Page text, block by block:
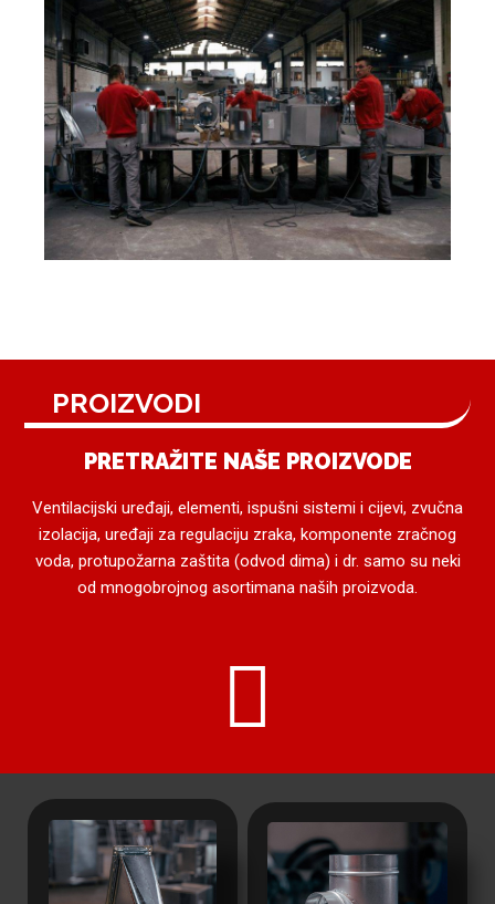
PROIZVODI
PRETRAŽITE NAŠE PROIZVODE
Ventilacijski uređaji, elementi, ispušni sistemi i cijevi, zvučna
izolacija, uređaji za regulaciju zraka, komponente zračnog
voda, protupožarna zaštita (odvod dima) i dr. samo su neki
od mnogobrojnog asortimana naših proizvoda.